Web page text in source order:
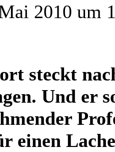
2010 um
steckt
Und er
einen